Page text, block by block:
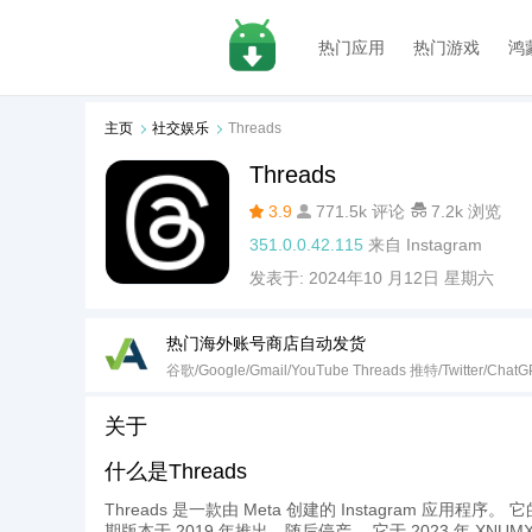
热门应用 热门游戏 鸿
主页 社交娱乐 Threads
Threads
3.9 771.5k 评论
7.2k 浏览
351.0.0.42.115 来自 Instagram
发表于: 2024年10 月12日 星期六
热门海外账号商店自动发货
谷歌/Google/Gmail/YouTube Threads 推特/Twitter/
关于
什么是Threads
Threads 是一款由 Meta 创建的 Instagram 应用程序。